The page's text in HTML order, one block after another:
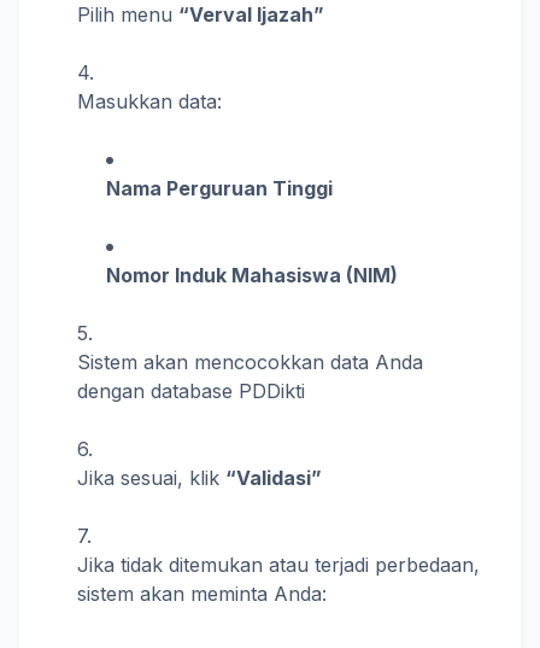
Pilih menu “Verval Ijazah”
Masukkan data:
Nama Perguruan Tinggi
Nomor Induk Mahasiswa (NIM)
Sistem akan mencocokkan data Anda
dengan database PDDikti
Jika sesuai, klik “Validasi”
Jika tidak ditemukan atau terjadi perbedaan,
sistem akan meminta Anda: